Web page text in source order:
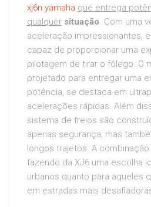
xj6n yamaha que entrega
qualquer situação. Com uma
aceleração impressionantes,
capaz de proporcionar uma
pilotagem de tirar o fôlego. O
projetado para entregar uma
potência, se destaca em
acelerações rápidas. Além
sistema de freios são
apenas segurança, mas
longos trajetos. A
fazendo da XJ6 uma escolha
urbanos quanto para aqueles
em estradas mais